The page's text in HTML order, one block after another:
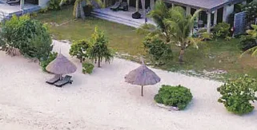
Inspiratie